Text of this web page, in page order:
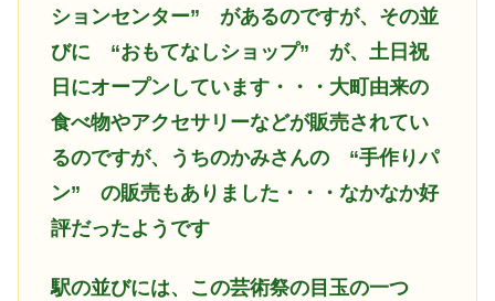
ションセンター” があるのですが、その並
びに “おもてなしショップ” が、土日祝
日にオープンしています・・・大町由来の
食べ物やアクセサリーなどが販売されてい
るのですが、うちのかみさんの “手作りパ
ン” の販売もありました・・・なかなか好
評だったようです
駅の並びには、この芸術祭の目玉の一つ